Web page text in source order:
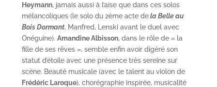
Heymann, jamais aussi à l’aise que dans ces solos
mélancoliques (le solo du 2ème acte dela Belle au
Bois Dormant, Manfred, Lenski avant le duel avec
Onéguine). Amandine Albisson, dans le rôle de « la
fille de ses rêves », semble enfin avoir digéré son
statut d’étoile avec une présence très sereine sur
scène. Beauté musicale (avec le talent au violon de
Frédéric Laroque), chorégraphie inspirée, musicalité